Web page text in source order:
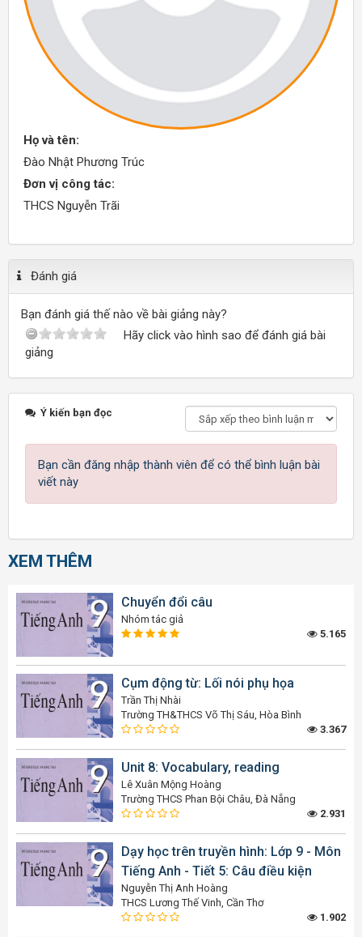
Họ và tên:
Đào Nhật Phương Trúc
Đơn vị công tác:
THCS Nguyễn Trãi
Đánh giá
Bạn đánh giá thế nào về bài giảng này?
Hãy click vào hình sao để đánh giá bài
giảng
Ý kiến bạn đọc
Bạn cần đăng nhập thành viên để có thể bình luận bài
viết này
XEM THÊM
Chuyển đổi câu
Nhóm tác giả
5.165
Cụm động từ: Lối nói phụ họa
Trần Thị Nhài
Trường TH&THCS Võ Thị Sáu, Hòa Bình
3.367
Unit 8: Vocabulary, reading
Lê Xuân Mộng Hoàng
Trường THCS Phan Bội Châu, Đà Nẵng
2.931
Dạy học trên truyền hình: Lớp 9 - Môn
Tiếng Anh - Tiết 5: Câu điều kiện
Nguyễn Thị Anh Hoàng
THCS Lương Thế Vinh, Cần Thơ
1.902